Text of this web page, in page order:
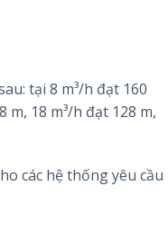
tại 8 m³/h đạt 160
m, 18 m³/h đạt 128 m,
các hệ thống yêu cầu